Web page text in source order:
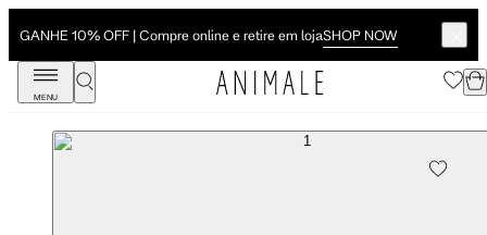
GANHE 10% OFF | Compre online e retire em lojaSHOP NOW
MENU